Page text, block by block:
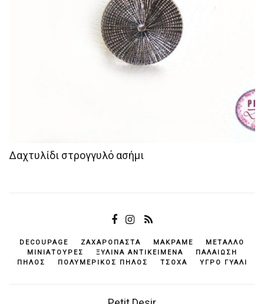
Δαχτυλίδι στρογγυλό ασήμι
DECOUPAGE ΖΑΧΑΡΌΠΑΣΤΑ ΜΑΚΡΑΜΈ
ΜΈΤΑΛΛΟ
ΜΙΝΙΑΤΟΎΡΕΣ
ΞΎΛΙΝΑ ΑΝΤΙΚΕΊΜΕΝΆ
ΠΑΛΑΊΩΣΗ
ΠΗΛΌΣ
ΠΟΛΥΜΕΡΙΚΌΣ ΠΗΛΌΣ ΤΣΌΧΑ ΥΓΡΌ ΓΥΑΛΊ